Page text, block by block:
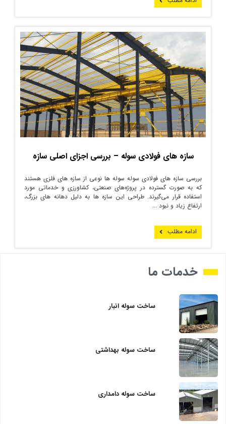
سازه‌ های فولادی سوله – بررسی اجزای اصلی سازه
بررسی سازه های فولادی سوله سوله ها نوعی از سازه های فلزی هستند
که به صورت گسترده در پروژه‌های صنعتی، کشاورزی و خدماتی مورد
استفاده قرار می‌گیرند. طراحی این سازه ها به دلیل دهانه های بزرگ،
ارتفاع زیاد و نبود ...
ادامه مطلب
خدمات ما
ساخت سوله انبار
ساخت سوله بهداشتی
ساخت سوله دامداری